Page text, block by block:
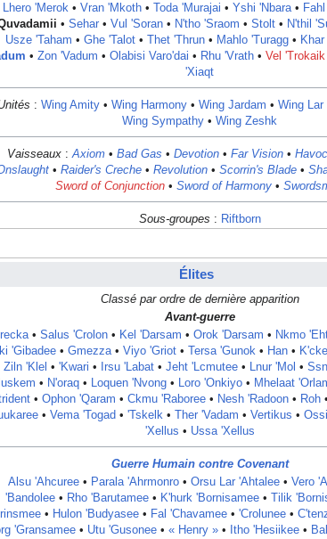
Lhero 'Merok • Vran 'Mkoth • Toda 'Murajai • Yshi 'Nbara•
• Sehar• Vul 'Soran• N'tho 'Sraom • Stolt• N'thil
Usze 'Taham • Ghe 'Talot• Thet 'Thrun• Mahlo 'Turagg•
• Zon 'Vadum • Olabisi Varo'dai • Rhu 'Vrath• Vel 'Trokaik
'Xiaqt
: Wing Amity• Wing Harmony• Wing Jardam • Wing Lar
Wing Sympathy • Wing Zeshk
Vaisseaux :Axiom • Bad Gas • Devotion • Far Vision • Havoc
• Raider's Creche• Revolution• Scorrin's Blade•
Sword of Conjunction • Sword of Harmony •
Sous-groupes : Riftborn
Élites
Classé par ordre de dernière apparition
Avant-guerre
• Salus 'Crolon• Kel 'Darsam • Orok 'Darsam • Nkmo
'Gibadee• Gmezza• Viyo 'Griot• Tersa 'Gunok• Han• K'ckel
Ziln 'Klel • 'Kwari • Irsu 'Labat• Jeht 'Lcmutee• Lnur 'Mol •
• N'oraq • Loquen 'Nvong • Loro 'Onkiyo • Mhelaat
• Ophon 'Qaram • Ckmu 'Raboree• Nesh 'Radoon• Roh•
• Vema 'Togad • 'Tskelk• Ther 'Vadam • Vertikus •
'Xellus • Ussa 'Xellus
Guerre Humain contre Covenant
Alsu 'Ahcuree• Parala 'Ahrmonro• Orsu Lar 'Ahtalee• Vero
'Bandolee• Rho 'Barutamee• K'hurk 'Bornisamee• Tilik
• Hulon 'Budyasee • Fal 'Chavamee • 'Crolunee •
'Gransamee• Utu 'Gusonee• « Henry »• Itho 'Hesiikee•